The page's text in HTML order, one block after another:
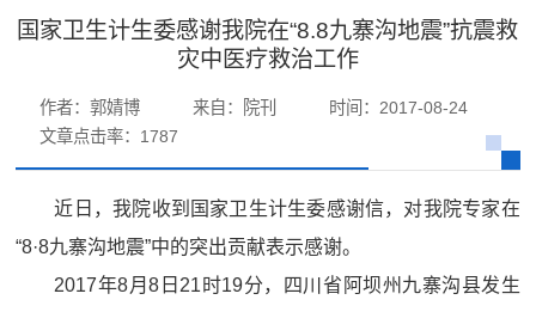
国家卫生计生委感谢我院在“8.8九寨沟地震”抗震救
灾中医疗救治工作
作者：郭婧博 来自：院刊
时间：2017-08-24
文章点击率： 1787
近日，我院收到国家卫生计生委感谢信，对我院专家在
“8·8九寨沟地震”中的突出贡献表示感谢。
2017年8月8日21时19分，四川省阿坝州九寨沟县发生